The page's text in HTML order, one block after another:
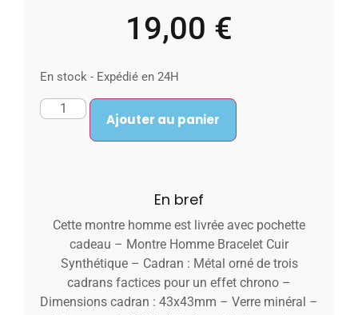
19,00 €
En stock - Expédié en 24H
Ajouter au panier
En bref
Cette montre homme est livrée avec pochette
cadeau – Montre Homme Bracelet Cuir
Synthétique – Cadran : Métal orné de trois
cadrans factices pour un effet chrono –
Dimensions cadran : 43x43mm – Verre minéral –